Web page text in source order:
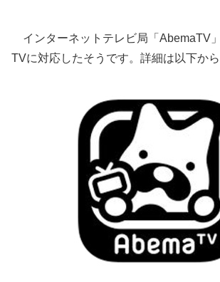
インターネットテレビ局「AbemaTV
TVに対応したそうです。詳細は以下から